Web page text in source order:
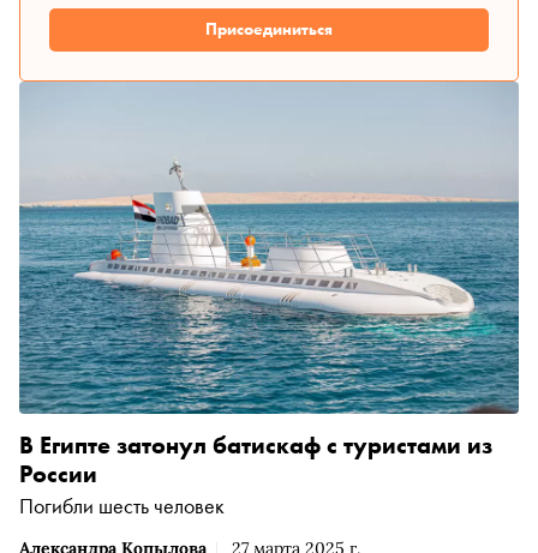
Присоединиться
Александра Копылова 27 марта 2025 г.
В Египте затонул батискаф с туристами из
России
Погибли шесть человек